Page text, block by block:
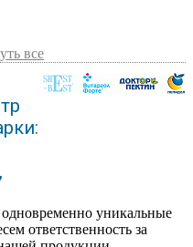
все
уникальные
ответственность за